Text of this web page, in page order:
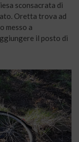
sconsacrata di
Oretta trova ad
messo a
il posto di